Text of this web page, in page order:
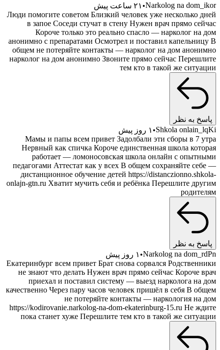
Narkolog na dom_ikor ۲۱ ساعت پیش
Люди помогите советом Близкий человек уже несколько дней
в запое Соседи стучат в стену Нужен врач прямо сейчас
Короче только это реально спасло — нарколог на дом
анонимно с препаратами Осмотрел и поставил капельницу В
общем не потеряйте контакты — нарколог на дом анонимно
нарколог на дом анонимно Звоните прямо сейчас Перешлите
тем кто в такой же ситуации
پاسخ به نظر
Shkola onlain_lqKi ۱ روز پیش
Мамы и папы всем привет Задолбали эти сборы в 7 утра
Нервный как спичка Короче единственная школа которая
работает — ломоносовская школа онлайн с опытными
педагогами Аттестат как у всех В общем сохраняйте себе —
дистанционное обучение детей https://distanczionno.shkola-
onlajn-gtn.ru Хватит мучить себя и ребёнка Перешлите другим
родителям
پاسخ به نظر
Narkolog na dom_rdPn ۱ روز پیش
Екатеринбург всем привет Брат снова сорвался Родственники
не знают что делать Нужен врач прямо сейчас Короче врач
приехал и поставил систему — выезд нарколога на дом
качественно Через пару часов человек пришёл в себя В общем
не потеряйте контакты — наркология на дом
https://kodirovanie.narkolog-na-dom-ekaterinburg-15.ru Не ждите
пока станет хуже Перешлите тем кто в такой же ситуации